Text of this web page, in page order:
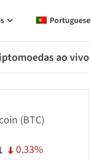
Portuguese
ao vivo
(BTC)
0.33%